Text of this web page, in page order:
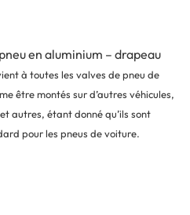
en aluminium – drapeau
à toutes les valves de pneu de
être montés sur d’autres véhicules,
autres, étant donné qu’ils sont
pour les pneus de voiture.